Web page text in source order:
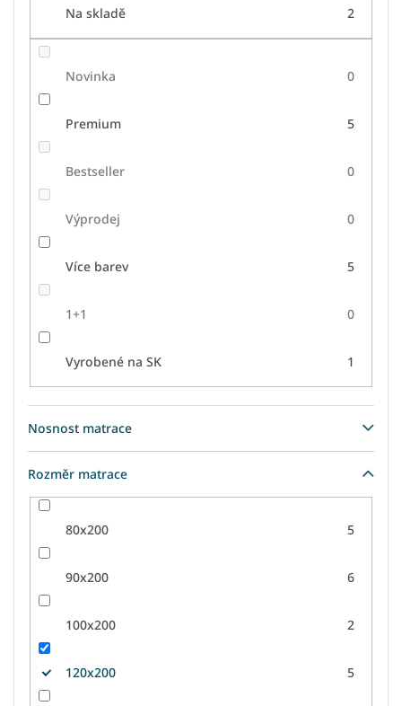
Na skladě 2
Novinka 0
Premium 5
Bestseller 0
Výprodej 0
Více barev 5
1+1 0
Vyrobené na SK 1
Nosnost matrace
Rozměr matrace
80x200 5
90x200 6
100x200 2
120x200 5